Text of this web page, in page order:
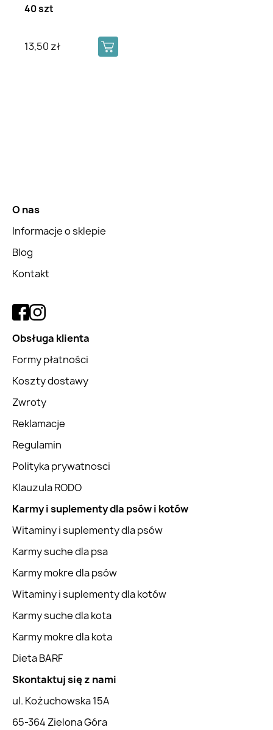
40 szt
13,50 zł
O nas
Informacje o sklepie
Blog
Kontakt
Obsługa klienta
Formy płatności
Koszty dostawy
Zwroty
Reklamacje
Regulamin
Polityka prywatnosci
Klauzula RODO
Karmy i suplementy dla psów i kotów
Witaminy i suplementy dla psów
Karmy suche dla psa
Karmy mokre dla psów
Witaminy i suplementy dla kotów
Karmy suche dla kota
Karmy mokre dla kota
Dieta BARF
Skontaktuj się z nami
ul. Kożuchowska 15A
65-364 Zielona Góra